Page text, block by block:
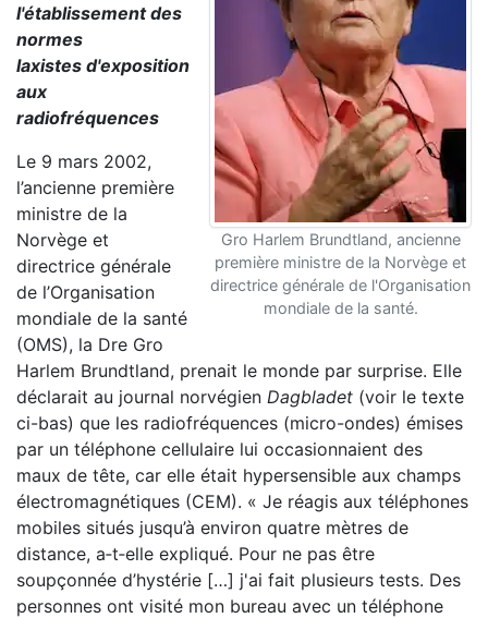
Gro Harlem Brundtland, ancienne
première ministre de la Norvège et
directrice générale de l'Organisation
mondiale de la santé.
l'établissement des
normes
laxistes d'exposition
aux
radiofréquences
Le 9 mars 2002,
l’ancienne première
ministre de la
Norvège et
directrice générale
de l’Organisation
mondiale de la santé
(OMS), la Dre Gro
Harlem Brundtland, prenait le monde par surprise. Elle
déclarait au journal norvégien Dagbladet (voir le texte
ci-bas) que les radiofréquences (micro-ondes) émises
par un téléphone cellulaire lui occasionnaient des
maux de tête, car elle était hypersensible aux champs
électromagnétiques (CEM). « Je réagis aux téléphones
mobiles situés jusqu’à environ quatre mètres de
distance, a‑t‑elle expliqué. Pour ne pas être
soupçonnée d’hystérie […] j'ai fait plusieurs tests. Des
personnes ont visité mon bureau avec un téléphone